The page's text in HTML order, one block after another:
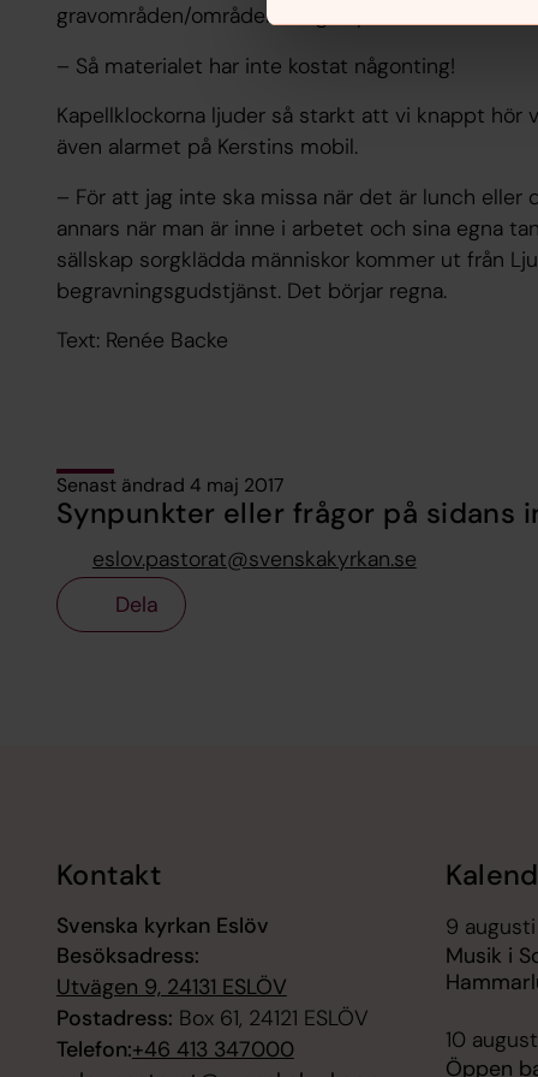
gravområden/områden för gravplatser.
– Så materialet har inte kostat någonting!
Kapellklockorna ljuder så starkt att vi knappt hör
även alarmet på Kerstins mobil.
– För att jag inte ska missa när det är lunch eller
annars när man är inne i arbetet och sina egna
sällskap sorgklädda människor kommer ut från
begravningsgudstjänst. Det börjar regna.
Text: Renée Backe
Senast ändrad 4 maj 2017
Synpunkter eller frågor på sidans
eslov.pastorat@svenskakyrkan.se
Dela
Kontakt
Svenska kyrkan Eslöv
Besöksadress:
Utvägen 9, 24131 ESLÖV
Postadress: Box 61, 24121 ESLÖV
Telefon:+46 413 347000
9 augusti
Musik i
10
Öppen